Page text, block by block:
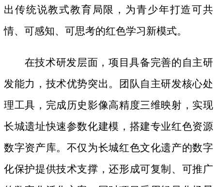
出传统说教式教育局限，为青少年打造可共
情、可感知、可思考的红色学习新模式。
在技术研发层面，项目具备完善的自主研
发能力，技术优势突出。团队自主研发核心处
理工具，完成历史影像高精度三维映射，实现
长城遗址快速参数化建模，搭建专业红色资源
数字资产库。不仅为长城红色文化遗产的数字
化保护提供技术支撑，还形成可复制、可推广